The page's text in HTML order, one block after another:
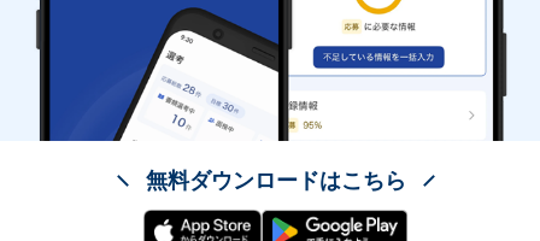
無料ダウンロードはこちら